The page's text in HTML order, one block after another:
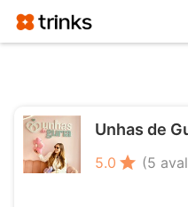
Unhas de
5.0 star (5